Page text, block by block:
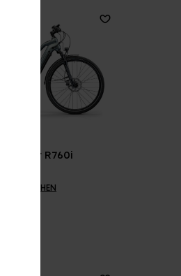
Tour R760i
VERGLEICHEN